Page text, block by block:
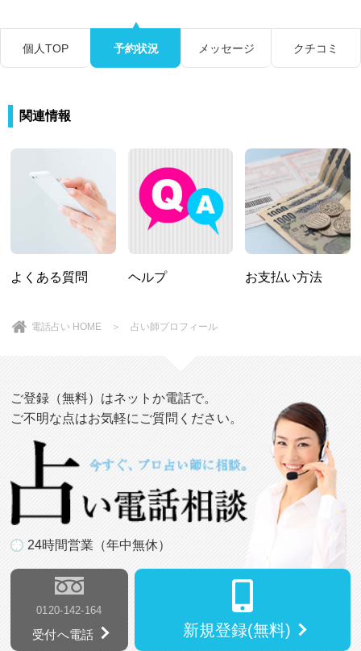
個人TOP 予約状況 メッセージ クチコミ
関連情報
よくある質問 ヘルプ お支払い方法
電話占い HOME ＞ 占い師プロフィール
ご登録（無料）はネットか電話で。
ご不明な点はお気軽にご質問ください。
24時間営業（年中無休）
0120-142-164
受付へ電話 新規登録(無料)